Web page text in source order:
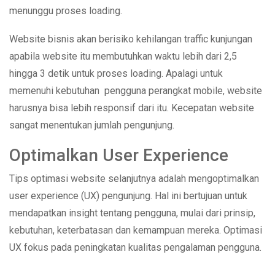
menunggu proses loading.
Website bisnis akan berisiko kehilangan traffic kunjungan
apabila website itu membutuhkan waktu lebih dari 2,5
hingga 3 detik untuk proses loading. Apalagi untuk
memenuhi kebutuhan pengguna perangkat mobile, website
harusnya bisa lebih responsif dari itu. Kecepatan website
sangat menentukan jumlah pengunjung.
Optimalkan User Experience
Tips optimasi website selanjutnya adalah mengoptimalkan
user experience (UX) pengunjung. Hal ini bertujuan untuk
mendapatkan insight tentang pengguna, mulai dari prinsip,
kebutuhan, keterbatasan dan kemampuan mereka. Optimasi
UX fokus pada peningkatan kualitas pengalaman pengguna.